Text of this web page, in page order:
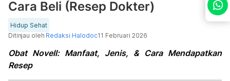
Cara Beli (Resep Dokter)
Hidup Sehat
Ditinjau oleh Redaksi Halodoc11 Februari 2026
Obat Novell: Manfaat, Jenis, & Cara Mendapatkan
Resep